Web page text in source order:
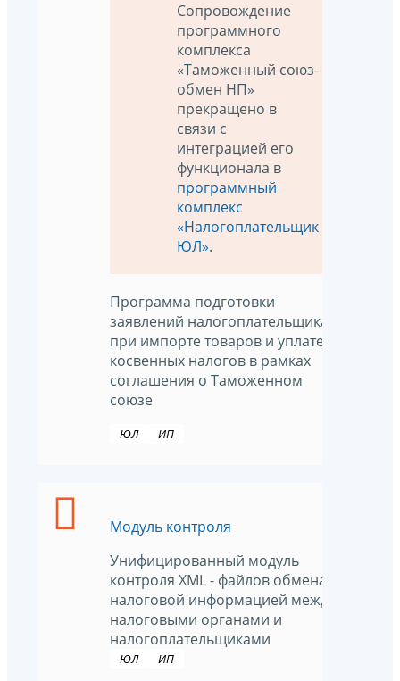
Сопровождение
программного
комплекса
«Таможенный союз-
обмен НП»
прекращено в
связи с
интеграцией его
функционала в
программный
комплекс
«Налогоплательщик
ЮЛ».
Программа подготовки
заявлений налогоплательщика
при импорте товаров и уплате
косвенных налогов в рамках
соглашения о Таможенном
союзе
ЮЛ ИП
Модуль контроля
Унифицированный модуль
контроля XML - файлов обмена
налоговой информацией между
налоговыми органами и
налогоплательщиками
ЮЛ ИП